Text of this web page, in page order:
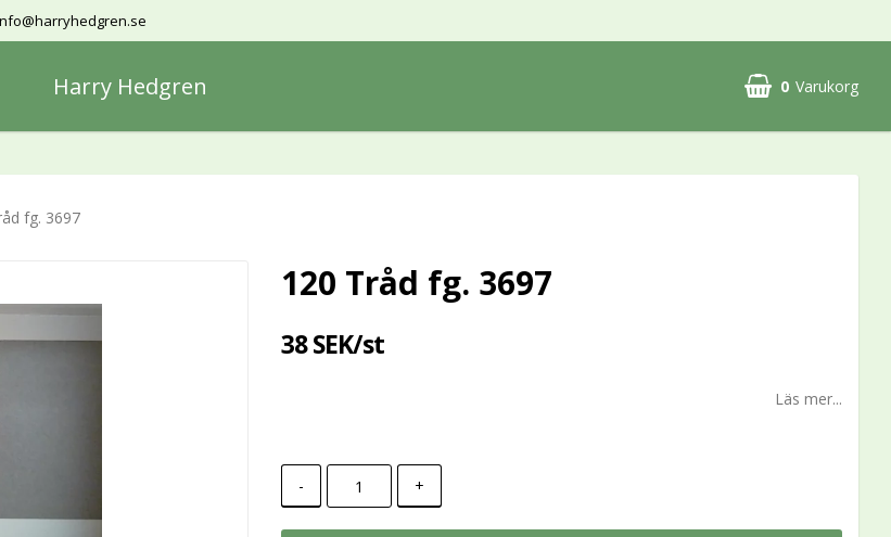
Harry Hedgren 0 Varukorg
fg. 3697
120 Tråd fg. 3697
38 SEK/st
Läs mer...
- +